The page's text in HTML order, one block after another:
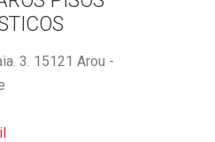
3. 15121 Arou -